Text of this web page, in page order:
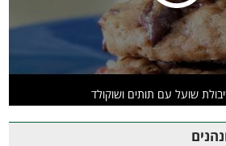
שועל עם תותים ושוקולד